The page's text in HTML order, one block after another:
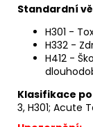
Standardní
H301 -
H332 -
H412 -
Klasifikace
3, H301; Acute